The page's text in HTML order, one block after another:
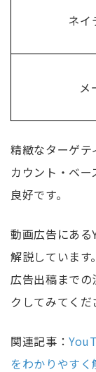
ネイ
メ
精緻なターゲテ
カウント・ベ
良好です。
動画広告にあ
解説しています。
広告出稿まで
クしてみてくだ
関連記事：
をわかりやすく